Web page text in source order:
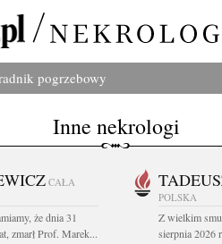
pogrzebowy
Inne nekrologi
CAŁA
że dnia 31
zmarł Prof. Marek...
POLSKA
Z wielkim
sierpnia 2026